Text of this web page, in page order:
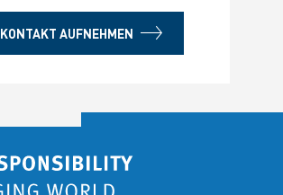
KONTAKT AUFNEHMEN